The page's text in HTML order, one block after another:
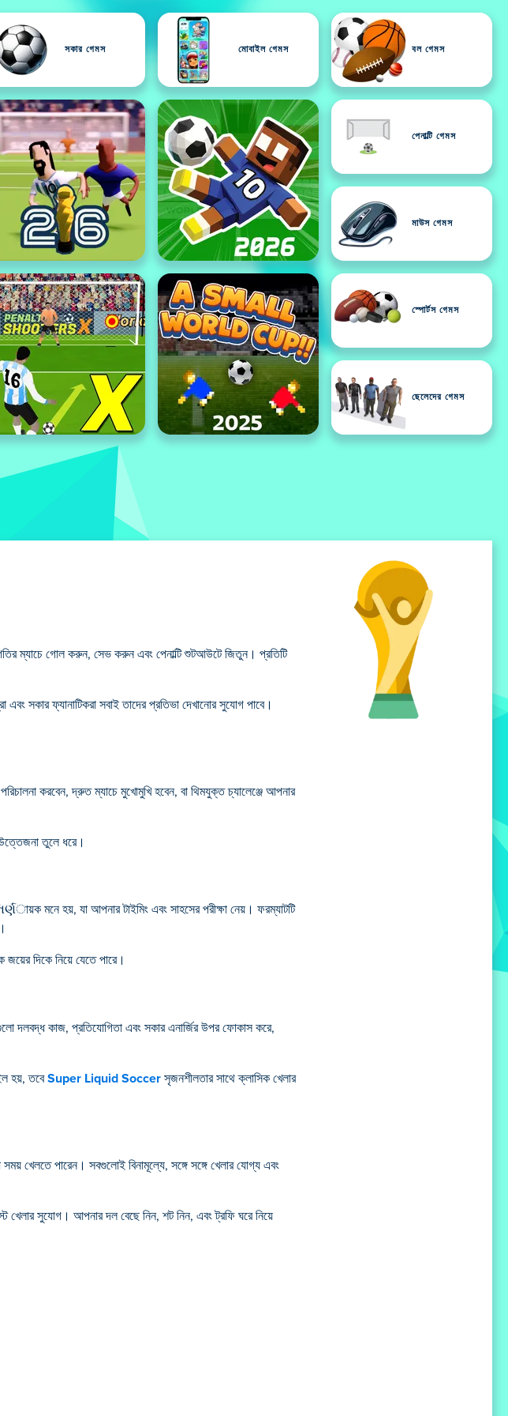
সকার গেমস মোবাইল গেমস বল গেমস
পেনাল্টি গেমস
মাউস গেমস
স্পোর্টস গেমস
ছেলেদের গেমস
ম্যাচে গোল করুন, সেভ করুন এবং পেনাল্টি শুটআউটে জিতুন। প্রতিটি
সকার ফ্যানাটিকরা সবাই তাদের প্রতিভা দেখানোর সুযোগ পাবে।
করবেন, দ্রুত ম্যাচে মুখোমুখি হবেন, বা থিমযুক্ত চ্যালেঞ্জে আপনার
উত্তেজনা তুলে ধরে।
মনে হয়, যা আপনার টাইমিং এবং সাহসের পরীক্ষা নেয়। ফরম্যাটটি
দিকে নিয়ে যেতে পারে।
দলবদ্ধ কাজ, প্রতিযোগিতা এবং সকার এনার্জির উপর ফোকাস করে,
হয়, তবেSuper Liquid Soccer সৃজনশীলতার সাথে ক্লাসিক খেলার
খেলতে পারেন। সবগুলোই বিনামূল্যে, সঙ্গে সঙ্গে খেলার যোগ্য এবং
খেলার সুযোগ। আপনার দল বেছে নিন, শট নিন, এবং ট্রফি ঘরে নিয়ে